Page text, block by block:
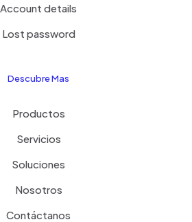
Account details
Lost password
Descubre Mas
Productos
Servicios
Soluciones
Nosotros
Contáctanos